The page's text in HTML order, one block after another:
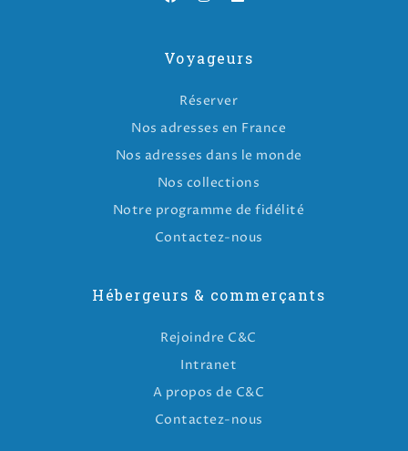
Voyageurs
Réserver
Nos adresses en France
Nos adresses dans le monde
Nos collections
Notre programme de fidélité
Contactez-nous
Hébergeurs & commerçants
Rejoindre C&C
Intranet
A propos de C&C
Contactez-nous